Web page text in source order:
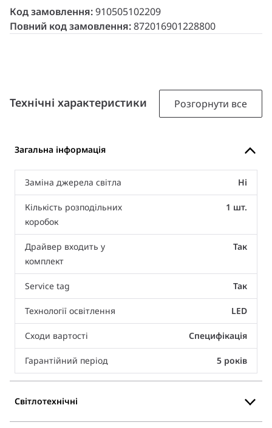
Код замовлення:910505102209
Повний код замовлення:872016901228800
Технічні характеристики Розгорнути все
Загальна інформація
Заміна джерела світла Ні
Кількість розподільних
коробок
1 шт.
Драйвер входить у
комплект
Так
Service tag Так
Технології освітлення LED
Сходи вартості Специфікація
Гарантійний період 5 років
Світлотехнічні